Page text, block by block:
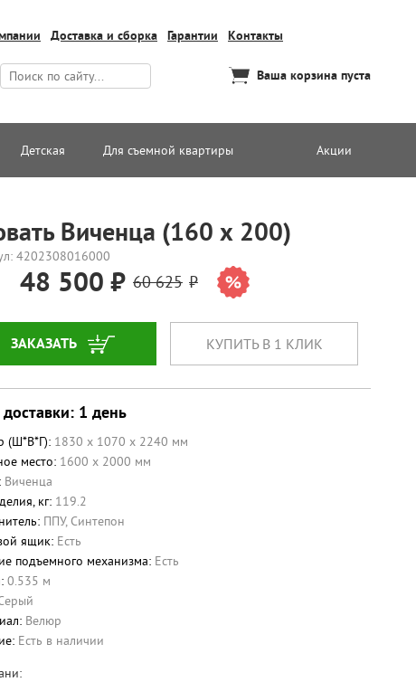
Доставка и сборка Гарантии Контакты
Ваша корзина пуста
Детская Для съемной квартиры Акции
Виченца (160 х 200)
4202308016000
48 500 60 625
ЗАКАЗАТЬ КУПИТЬ В 1 КЛИК
1 день
(Ш*В*Г): 1830 x 1070 x 2240 мм
место: 1600 х 2000 мм
Виченца
кг: 119.2
ППУ, Синтепон
ящик: Есть
подъемного механизма: Есть
0.535 м
Велюр
Есть в наличии